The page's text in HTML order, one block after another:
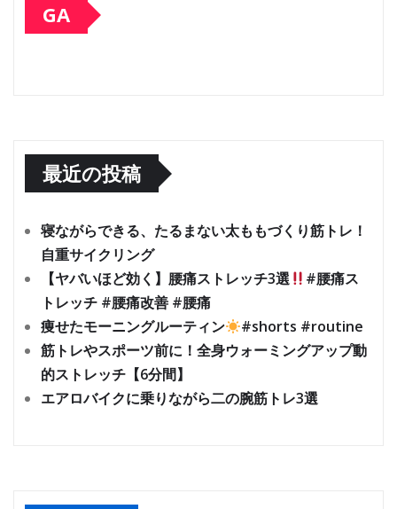
GA
最近の投稿
寝ながらできる、たるまない太ももづくり筋トレ！
自重サイクリング
【ヤバいほど効く】腰痛ストレッチ3選
#腰痛ス
トレッチ #腰痛改善 #腰痛
痩せたモーニングルーティン
#shorts #routine
筋トレやスポーツ前に！全身ウォーミングアップ動
的ストレッチ【6分間】
エアロバイクに乗りながら二の腕筋トレ3選